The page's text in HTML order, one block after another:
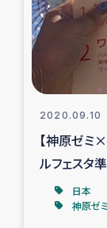
2020.09.10
【神原ゼミ
ルフェスタ
日本
神原ゼ